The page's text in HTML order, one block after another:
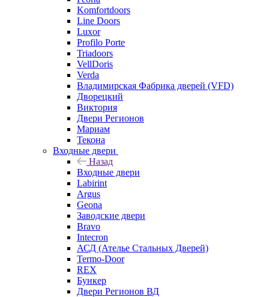
Komfortdoors
Line Doors
Luxor
Profilo Porte
Triadoors
VellDoris
Verda
Владимирская Фабрика дверей (VFD)
Дворецкий
Виктория
Двери Регионов
Мариам
Текона
Входные двери
Назад
Входные двери
Labirint
Argus
Geona
Заводские двери
Bravo
Intecron
АСД (Ателье Стальных Дверей)
Termo-Door
REX
Бункер
Двери Регионов ВД